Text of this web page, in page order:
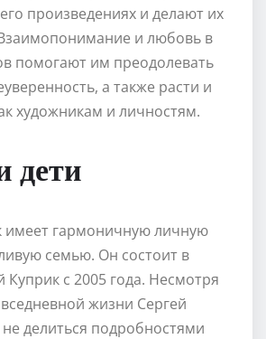
произведениях и делают их
и любовь в
помогают им преодолевать
а также расти и
художникам и личностям.
дети
имеет гармоничную личную
семью. Он состоит в
Куприк с 2005 года. Несмотря
жизни Сергей
делиться подробностями